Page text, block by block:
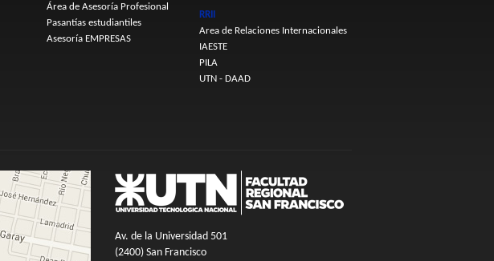
Área de Asesoría Profesional
Pasantías estudiantiles
Asesoría EMPRESAS
RRII
Area de Relaciones Internacionales
IAESTE
PILA
UTN - DAAD
Av. de la Universidad 501
(2400) San Francisco